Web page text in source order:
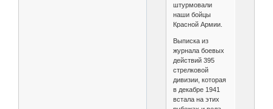
штурмовали
наши бойцы
Красной Армии.
Выписка из
журнала боевых
действий 395
стрелковой
дивизии, которая
в декабре 1941
встала на этих